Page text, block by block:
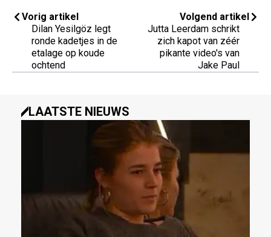
Vorig artikel
Dilan Yesilgöz legt
ronde kadetjes in de
etalage op koude
ochtend
Volgend artikel
Jutta Leerdam schrikt
zich kapot van zéér
pikante video's van
Jake Paul
LAATSTE NIEUWS